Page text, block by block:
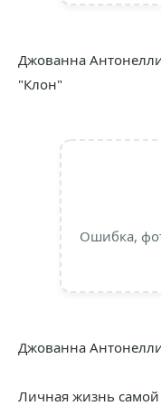
Джованна
"Клон"
Ошибка,
Джованна
Личная жизнь